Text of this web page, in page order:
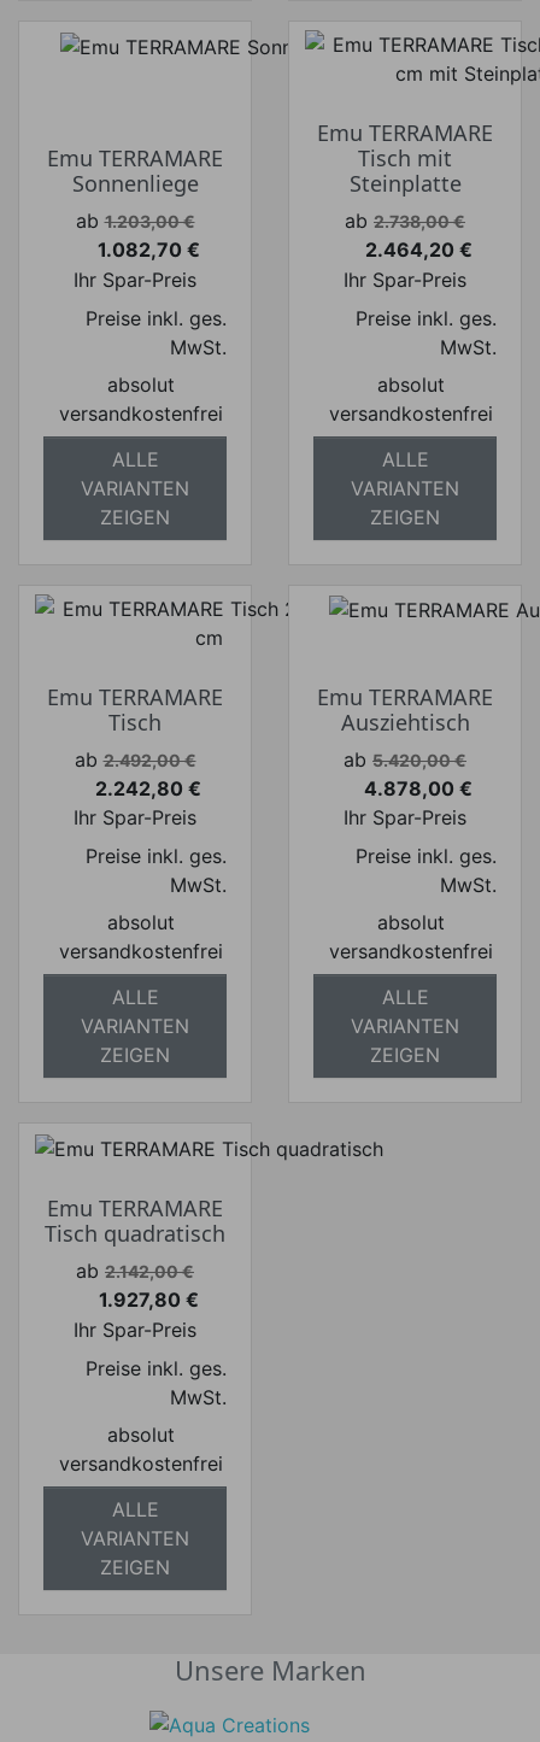
Emu TERRAMARE
Sonnenliege
Verkaufspreis
ab 1.203,00 €
Preis
1.082,70 €
Ihr Spar-Preis
Preise inkl. ges.
MwSt.
absolut
versandkostenfrei
ALLE
VARIANTEN
ZEIGEN
Emu TERRAMARE
Tisch mit
Steinplatte
Verkaufspreis
ab 2.738,00 €
Preis
2.464,20 €
Ihr Spar-Preis
Preise inkl. ges.
MwSt.
absolut
versandkostenfrei
ALLE
VARIANTEN
ZEIGEN
Emu TERRAMARE
Tisch
Verkaufspreis
ab 2.492,00 €
Preis
2.242,80 €
Ihr Spar-Preis
Preise inkl. ges.
MwSt.
absolut
versandkostenfrei
ALLE
VARIANTEN
ZEIGEN
Emu TERRAMARE
Ausziehtisch
Verkaufspreis
ab 5.420,00 €
Preis
4.878,00 €
Ihr Spar-Preis
Preise inkl. ges.
MwSt.
absolut
versandkostenfrei
ALLE
VARIANTEN
ZEIGEN
Emu TERRAMARE
Tisch quadratisch
Verkaufspreis
ab 2.142,00 €
Preis
1.927,80 €
Ihr Spar-Preis
Preise inkl. ges.
MwSt.
absolut
versandkostenfrei
ALLE
VARIANTEN
ZEIGEN
Unsere Marken